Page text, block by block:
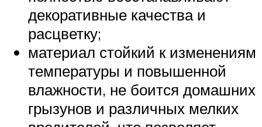
декоративные качества и
расцветку;
материал стойкий к изменениям
температуры и повышенной
влажности, не боится домашних
грызунов и различных мелких